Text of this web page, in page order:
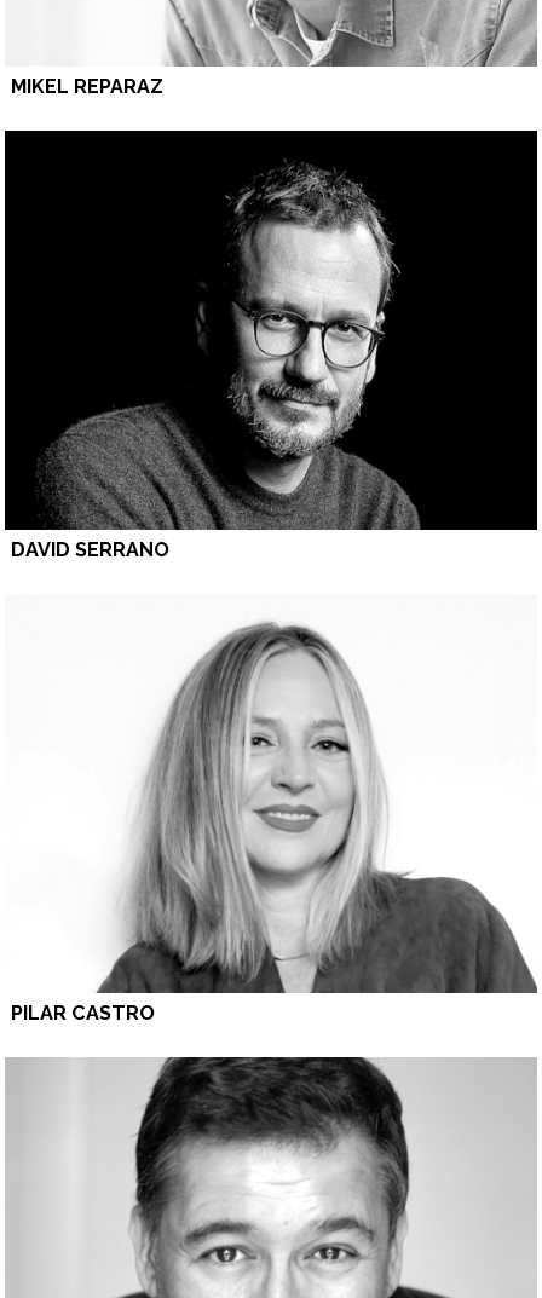
MIKEL REPARAZ
DAVID SERRANO
PILAR CASTRO